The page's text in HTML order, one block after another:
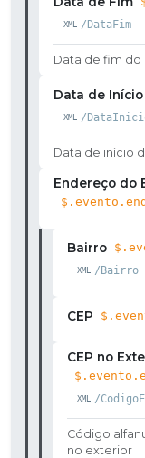
/DataFim
Data de fim do
Data de Início
/
Data de início
Endereço do
Bairro
/Bairro
CEP
CEP no
/
Código
no exterior